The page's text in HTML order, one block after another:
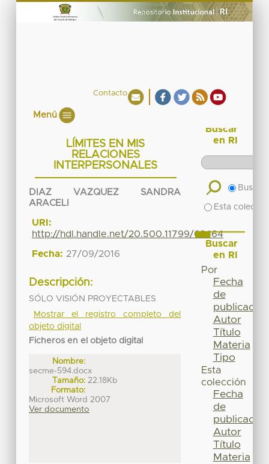
Contacto
Menú
LÍMITES EN MIS
RELACIONES
INTERPERSONALES
DIAZ VAZQUEZ SANDRA
ARACELI
URI:
http://hdl.handle.net/20.500.11799/63464
Fecha: 27/09/2016
Descripción:
SÓLO VISIÓN PROYECTABLES
Mostrar el registro completo del
objeto digital
Ficheros en el objeto digital
Nombre:
secme-594.docx
Tamaño: 22.18Kb
Formato:
Microsoft Word 2007
Ver documento
Buscar
en RI
Buscar
Esta
Buscar
en RI
Por
Fecha
de
publicación
Autor
Título
Materia
Tipo
Esta
colección
Fecha
de
publicación
Autor
Título
Materia